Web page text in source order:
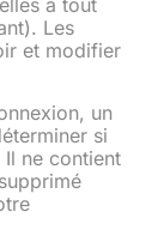
Les
et modifier
un
si
ne contient